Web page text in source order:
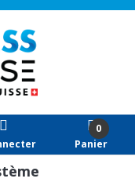
0
Panier